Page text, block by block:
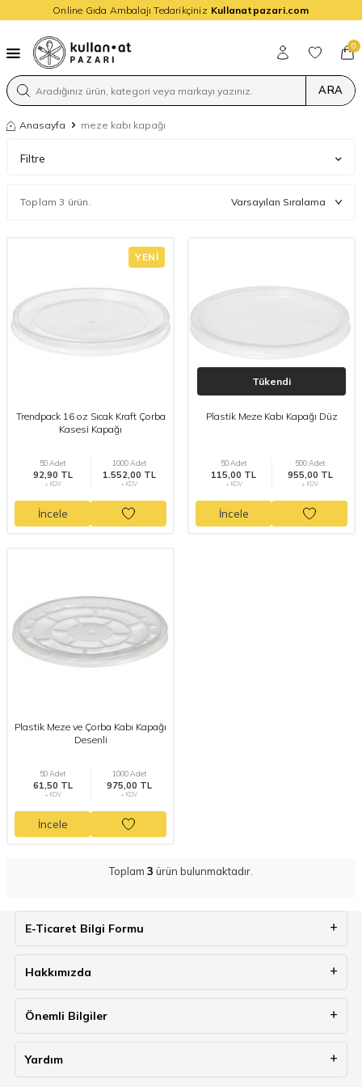
Online Gıda Ambalajı Tedarikçiniz Kullanatpazari.com
ARA
0
Anasayfa meze kabı kapağı
Filtre
Toplam 3 ürün.
YENI
Trendpack 16 oz Sıcak Kraft Çorba
Kasesi Kapağı
50 Adet
92,90 TL
+ KDV
1000 Adet
1.552,00 TL
+ KDV
İncele
Tükendi
Plastik Meze Kabı Kapağı Düz
50 Adet
115,00 TL
+ KDV
500 Adet
955,00 TL
+ KDV
İncele
Plastik Meze ve Çorba Kabı Kapağı
Desenli
50 Adet
61,50 TL
+ KDV
1000 Adet
975,00 TL
+ KDV
İncele
Toplam 3 ürün bulunmaktadır.
E-Ticaret Bilgi Formu
Hakkımızda
Önemli Bilgiler
Yardım